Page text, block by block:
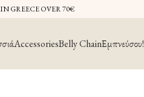
GREECE OVER 70€
AccessoriesBelly ChainΕμπνεύσου!